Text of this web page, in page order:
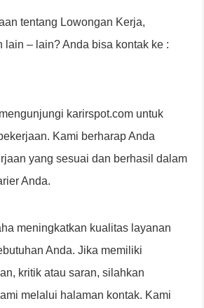
tentang Lowongan Kerja,
lain – lain? Anda bisa kontak ke :
karirspot.com untuk
Kami berharap Anda
yang sesuai dan berhasil dalam
Anda.
meningkatkan kualitas layanan
Anda. Jika memiliki
kritik atau saran, silahkan
melalui halaman kontak. Kami